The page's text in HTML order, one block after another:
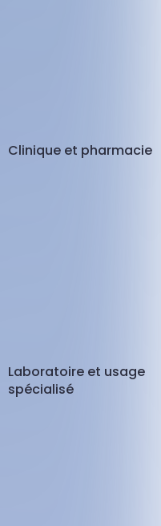
Clinique et pharmacie
Laboratoire et usage
spécialisé